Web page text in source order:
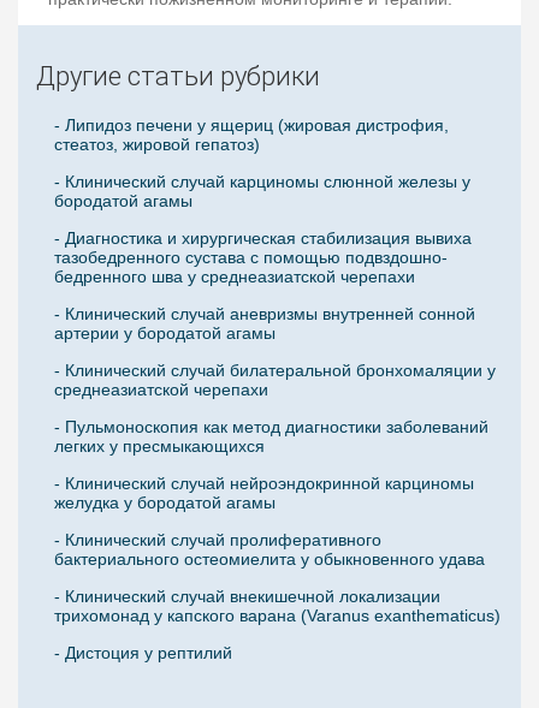
Другие статьи рубрики
- Липидоз печени у ящериц (жировая дистрофия,
стеатоз, жировой гепатоз)
- Клинический случай карциномы слюнной железы у
бородатой агамы
- Диагностика и хирургическая стабилизация вывиха
тазобедренного сустава с помощью подвздошно-
бедренного шва у среднеазиатской черепахи
- Клинический случай аневризмы внутренней сонной
артерии у бородатой агамы
- Клинический случай билатеральной бронхомаляции у
среднеазиатской черепахи
- Пульмоноскопия как метод диагностики заболеваний
легких у пресмыкающихся
- Клинический случай нейроэндокринной карциномы
желудка у бородатой агамы
- Клинический случай пролиферативного
бактериального остеомиелита у обыкновенного удава
- Клинический случай внекишечной локализации
трихомонад у капского варана (Varanus exanthematicus)
- Дистоция у рептилий